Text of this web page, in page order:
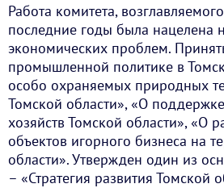
Работа комитета,
последние годы была нацелена
экономических проблем.
промышленной политике в
особо охраняемых природных
Томской области», «О
хозяйств Томской области», «О
объектов игорного бизнеса на
области». Утвержден один из
– «Стратегия развития Томской